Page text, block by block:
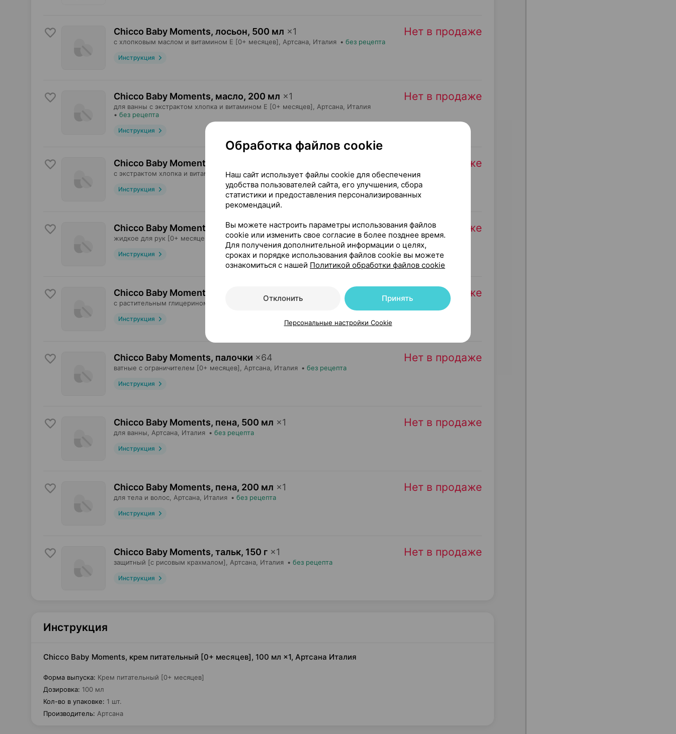
Chicco Baby Moments, лосьон, 500 мл ×1
с хлопковым маслом и витамином Е [0+ месяцев], Артсана , Италия • без рецепта
Инструкция
Нет в продаже
Chicco Baby Moments, масло, 200 мл ×1
для ванны с экстрактом хлопка и витамином Е [0+ месяцев], Артсана , Италия
• без рецепта
Инструкция
Нет в продаже
Chicco Baby Moments, масло
с экстрактом хлопка и витамином Е [0+ месяцев], Артсана, Италия•без рецепта
Инструкция
Нет в продаже
Chicco Baby Moments, мыло,250 мл×1
жидкое для рук [0+ месяцев], Артсана, Италия•без рецепта
Инструкция
Нет в продаже
Chicco Baby Moments, мыло
с растительным глицерином [0+ месяцев], Артсана, Италия без рецепта
Инструкция
Нет в продаже
Chicco Baby Moments, палочки ×64
ватные c ограничителем [0+ месяцев], Артсана , Италия • без рецепта
Инструкция
Нет в продаже
Chicco Baby Moments, пена, 500 мл ×1
для ванны, Артсана , Италия • без рецепта
Инструкция
Нет в продаже
Chicco Baby Moments, пена, 200 мл ×1
для тела и волос, Артсана , Италия • без рецепта
Инструкция
Нет в продаже
Chicco Baby Moments, тальк, 150 г ×1
защитный [с рисовым крахмалом], Артсана , Италия • без рецепта
Инструкция
Нет в продаже
Инструкция
Chicco Baby Moments, крем питательный [0+ месяцев], 100 мл ×1, Артсана Италия
Форма выпуска: Крем питательный [0+ месяцев]
Дозировка: 100 мл
Кол-во в упаковке: 1 шт.
Производитель: Артсана
Обработка файлов cookie
Наш сайт использует файлы cookie для обеспечения
удобства пользователей сайта, его улучшения, сбора
статистики и предоставления персонализированных
рекомендаций.
Вы можете настроить параметры использования файлов
cookie или изменить свое согласие в более позднее время.
Для получения дополнительной информации о целях,
сроках и порядке использования файлов cookie вы можете
ознакомиться с нашей Политикой обработки файлов cookie
Отклонить Принять
Персональные настройки Cookie